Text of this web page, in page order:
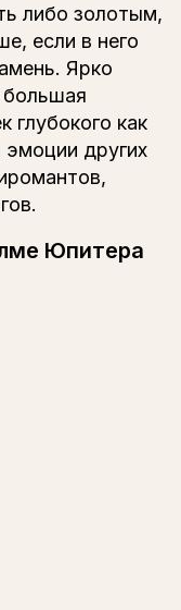
либо золотым,
если в него
Ярко
глубокого как
других
Юпитера